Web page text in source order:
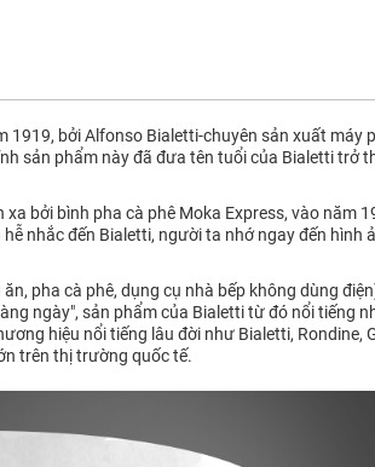
1919, bởi Alfonso Bialetti-chuyên sản xuất máy
sản phẩm này đã đưa tên tuổi của Bialetti
bởi bình pha cà phê Moka Express, vào năm
nhắc đến Bialetti, người ta nhớ ngay đến hình
pha cà phê, dụng cụ nhà bếp không dùng
ngày", sản phẩm của Bialetti từ đó nổi tiếng
hiệu nổi tiếng lâu đời như Bialetti, Rondine,
trên thị trường quốc tế.